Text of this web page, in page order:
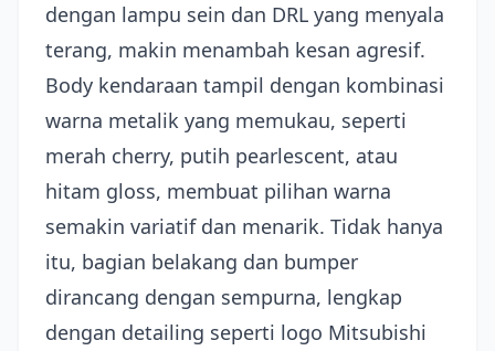
dengan lampu sein dan DRL yang menyala
terang, makin menambah kesan agresif.
Body kendaraan tampil dengan kombinasi
warna metalik yang memukau, seperti
merah cherry, putih pearlescent, atau
hitam gloss, membuat pilihan warna
semakin variatif dan menarik. Tidak hanya
itu, bagian belakang dan bumper
dirancang dengan sempurna, lengkap
dengan detailing seperti logo Mitsubishi